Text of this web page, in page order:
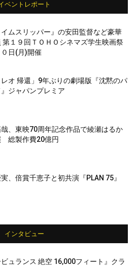
ベントレポート
イムスリッパー』の安田監督など豪華
第１９回ＴＯＨＯシネマズ学生映画祭
０日(月)開催
レオ 帰還」9年ぶりの劇場版『沈黙のパ
』ジャパンプレミア
、東映70周年記念作品で綾瀬はるか
総製作費20億円
、倍賞千恵子と初共演『PLAN 75』
インタビュー
ビュランス 絶空 16,000フィート』クラ